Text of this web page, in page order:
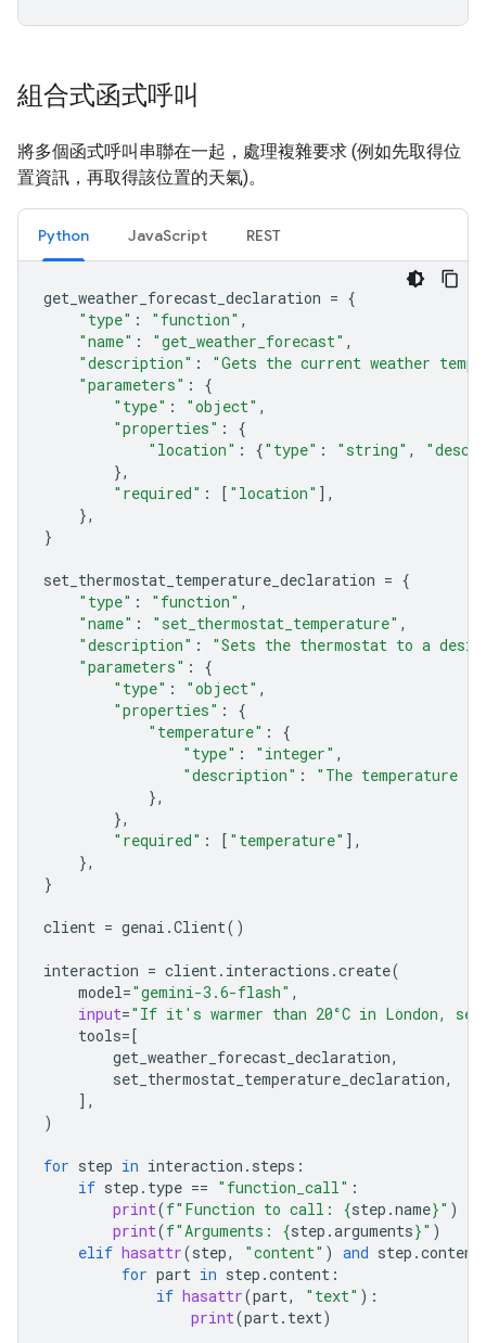
組合式函式呼叫
將多個函式呼叫串聯在一起，處理複雜要求 (例如先取得位
置資訊，再取得該位置的天氣)。
Python JavaScript REST
get_weather_forecast_declaration = {
"type" : "function" ,
"name" : "get_weather_forecast" ,
"description" :
"Gets the current weather
"parameters" :
{
"type" : "object" ,
"properties" :
{
"location" : {"type" : "string" ,
},
"required" : [ "location" ],
},
}
set_thermostat_temperature_declaration = {
"type" : "function" ,
"name" : "set_thermostat_temperature" ,
"description" :
"Sets the thermostat to a
"parameters" :
{
"type" : "object" ,
"properties" :
{
"temperature" :
{
"type" : "integer" ,
"description" :
"The temperature
},
},
"required" : [ "temperature" ],
},
}
client = genai .Client()
interaction = client. interactions .create(
model="gemini-3.6-flash" ,
input="If it's warmer than 20°C in London,
tools= [
get_weather_forecast_declaration,
set_thermostat_temperature_declaration,
],
)
for step in interaction . steps :
if step . type == "function_call" :
print(f"Function to call: {step .name}" )
print(f"Arguments: {step .arguments}" )
elif hasattr(step, "content" ) and step .content
for part in step .content :
if hasattr(part, "text" ):
print(part. text)